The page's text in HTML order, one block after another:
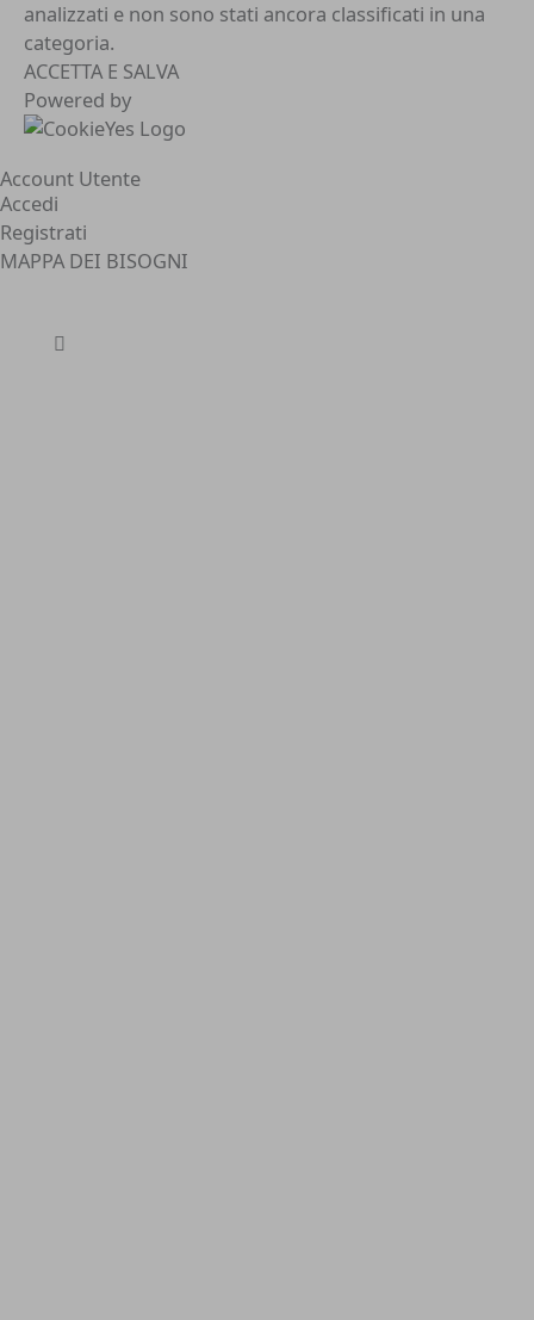
analizzati e non sono stati ancora classificati in una
categoria.
ACCETTA E SALVA
Powered by
Account Utente
Accedi
Registrati
MAPPA DEI BISOGNI